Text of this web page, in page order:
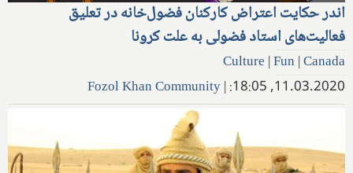
اندر حکایت اعتراض کارکنان فضول‌خانه در تعلیق
فعالیت‌های استاد فضولی به علت کرونا
Culture |Fun |Canada
11.03.2020, 18:05:
|
Fozol Khan Community